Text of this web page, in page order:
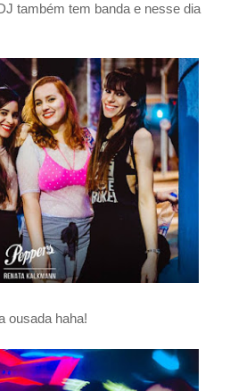
também tem banda e nesse dia
ousada haha!